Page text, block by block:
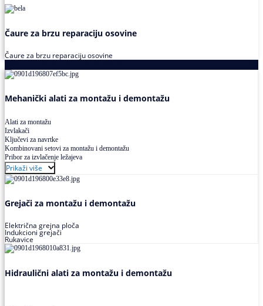
Čaure za brzu reparaciju osovine
Čaure za brzu reparaciju osovine
Mehanički alati za montažu i demontažu
Alati za montažu
Izvlakači
Ključevi za navrtke
Kombinovani setovi za montažu i demontažu
Pribor za izvlačenje ležajeva
Prikaži više
Grejači za montažu i demontažu
Električna grejna ploča
Indukcioni grejači
Rukavice
Hidraulični alati za montažu i demontažu